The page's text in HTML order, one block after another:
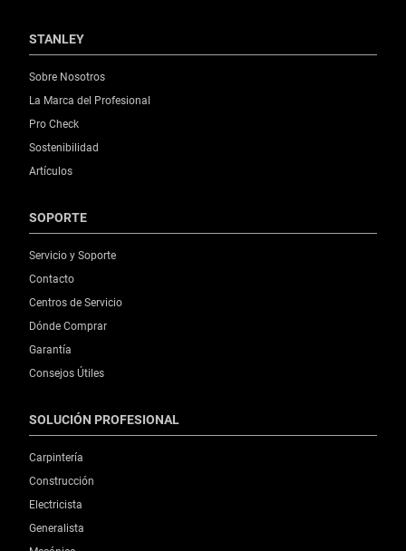
STANLEY
Sobre Nosotros
La Marca del Profesional
Pro Check
Sostenibilidad
Artículos
SOPORTE
Servicio y Soporte
Contacto
Centros de Servicio
Dónde Comprar
Garantía
Consejos Útiles
SOLUCIÓN PROFESIONAL
Carpintería
Construcción
Electricista
Generalista